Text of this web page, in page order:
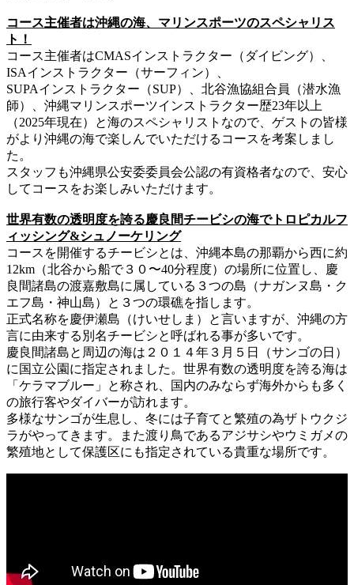
コース主催者は沖縄の海、マリンスポーツのスペシャリス
ト！
コース主催者はCMASインストラクター（ダイビング）、
ISAインストラクター（サーフィン）、
SUPAインストラクター（SUP）、北谷漁協組合員（潜水漁
師）、沖縄マリンスポーツインストラクター歴23年以上
（2025年現在）と海のスペシャリストなので、ゲストの皆様
がより沖縄の海で楽しんでいただけるコースを考案しまし
た。
スタッフも沖縄県公安委委員会公認の有資格者なので、安心
してコースをお楽しみいただけます。
世界有数の透明度を誇る慶良間チービシの海でトロピカルフ
ィッシング&シュノーケリング
コースを開催するチービシとは、沖縄本島の那覇から西に約
12km（北谷から船で３０〜40分程度）の場所に位置し、慶
良間諸島の渡嘉敷島に属している３つの島（ナガンヌ島・ク
エフ島・神山島）と３つの環礁を指します。
正式名称を慶伊瀬島（けいせしま）と言いますが、沖縄の方
言に由来する別名チービシと呼ばれる事が多いです。
慶良間諸島と周辺の海は２０１４年３月５日（サンゴの日）
に国立公園に指定されました。世界有数の透明度を誇る海は
「ケラマブルー」と称され、国内のみならず海外からも多く
の旅行客やダイバーが訪れます。
多様なサンゴが生息し、冬には子育てと繁殖の為ザトウクジ
ラがやってきます。また渡り鳥であるアジサシやウミガメの
繁殖地として保護区にも指定されている貴重な場所です。